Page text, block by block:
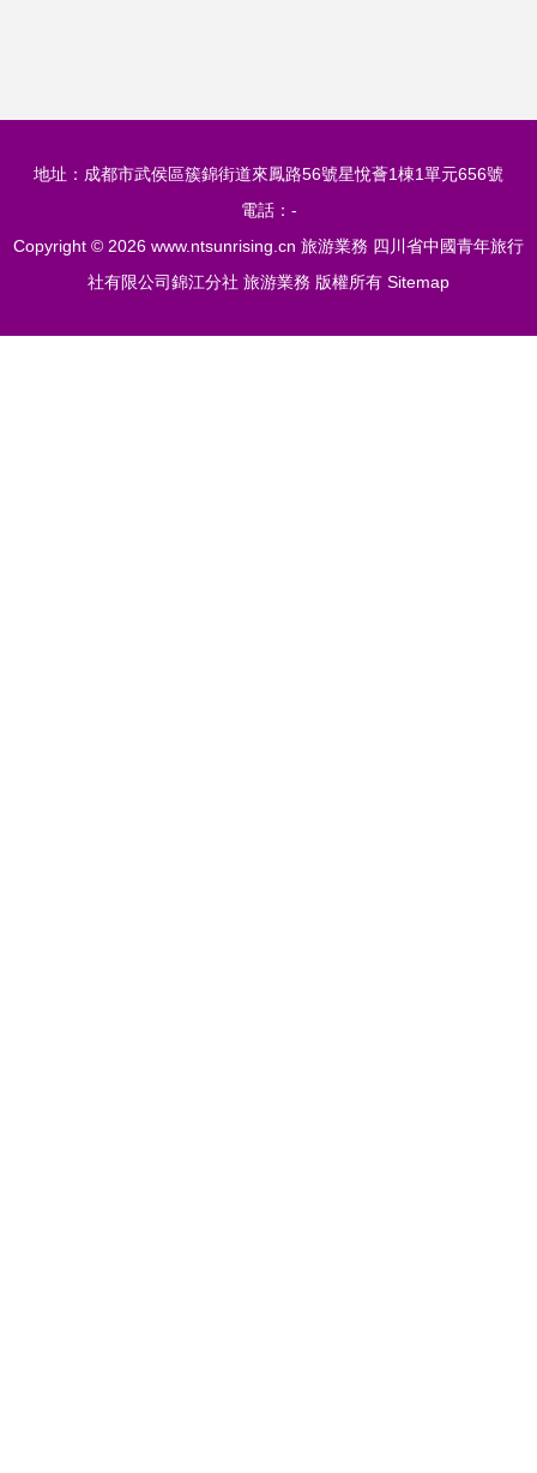
地址：成都市武侯區簇錦街道來鳳路56號星悅薈1棟1單元656號
電話：-
Copyright © 2026 www.ntsunrising.cn 旅游業務 四川省中國青年旅行
社有限公司錦江分社 旅游業務 版權所有 Sitemap